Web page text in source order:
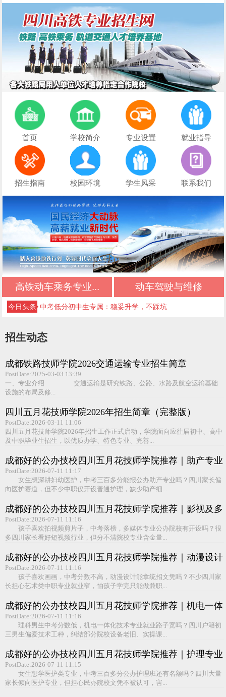
首页 学校简介 专业设置 就业指导
招生指南 校园环境 学生风采 联系我们
高铁动车乘务专业... 动车驾驶与维修
今日头条
初中生择校必看：正规文凭+优质管理+升学保障
初中三年落幕，新的升学旅程从此开启
不想读普高、不想打工？初中生的第三条出路
中考低分初中生专属：稳妥升学，不踩坑
急救援管理专业
成都好的公办技校四川五月花技师学院推荐｜高
铁乘务专业
成都好的公办技校四川五月花技师学院推荐｜铁
路运输专业
成都好的公办技校四川五月花技师学院推荐｜铁
道检修专业
成都好的公办技校四川五月花技师学院推荐｜计
招生动态
成都铁路技师学院2026交通运输专业招生简章
PostDate:2025-03-03 13:39
一、专业介绍 交通运输是研究铁路、公路、水路及航空运输基础
设施的布局及修...
四川五月花技师学院2026年招生简章（完整版）
PostDate:2026-03-11 11:06
四川五月花技师学院2026年招生工作正式启动，学院面向应往届初中、高中
及中职毕业生招生，以优质办学、特色专业、完善...
成都好的公办技校四川五月花技师学院推荐｜助产专业
PostDate:2026-07-11 11:17
女生想深耕妇幼医护，中考三百多分能报公办助产专业吗？四川家长偏
向医护赛道，但不少中职仅开设普通护理，缺少助产细...
成都好的公办技校四川五月花技师学院推荐｜影视及多
媒体制作专业
PostDate:2026-07-11 11:16
孩子喜欢拍视频剪片子，中考落榜，多媒体专业公办院校有开设吗？很
多四川家长看好短视频行业，但分不清院校专业含金量...
成都好的公办技校四川五月花技师学院推荐｜动漫设计
与制作专业
PostDate:2026-07-11 11:16
孩子喜欢画画，中考分数不高，动漫设计能拿统招文凭吗？不少四川家
长担心艺术类中职专业就业窄，怕孩子学完只能做兼职...
成都好的公办技校四川五月花技师学院推荐｜机电一体
化专业
PostDate:2026-07-11 11:16
理科男生中考分数低，机电一体化技术专业就业路子宽吗？四川户籍初
三男生偏爱技术工种，纠结部分院校设备老旧、实操课...
成都好的公办技校四川五月花技师学院推荐｜护理专业
PostDate:2026-07-11 11:15
女生想学医护类专业，中考三百多分公办护理班还有名额吗？四川大量
家长倾向医护专业，但担心民办院校文凭不被认可，害...